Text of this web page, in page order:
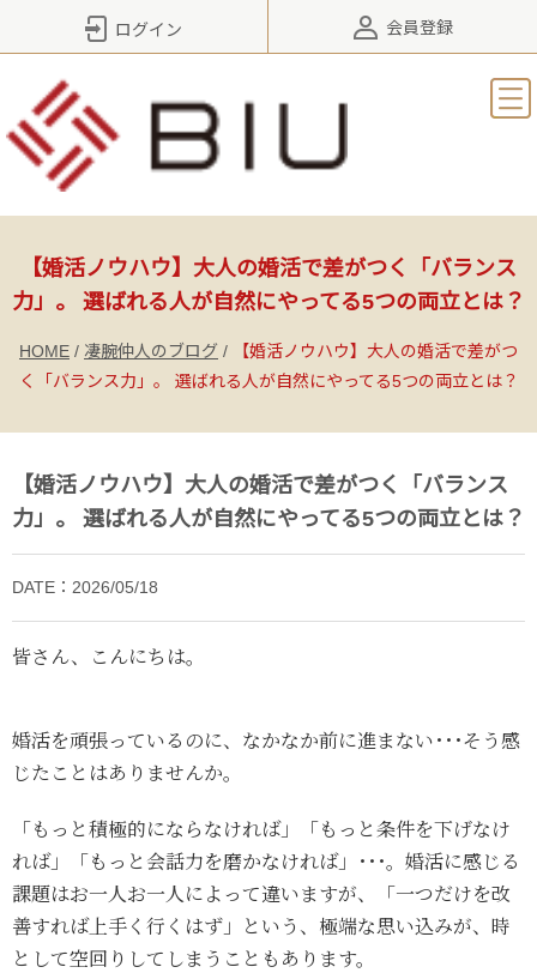
ログイン 会員登録
【婚活ノウハウ】大人の婚活で差がつく「バランス
力」。 選ばれる人が自然にやってる5つの両立とは？
HOME / 凄腕仲人のブログ /
【婚活ノウハウ】大人の婚活で差がつ
く「バランス力」。 選ばれる人が自然にやってる5つの両立とは？
【婚活ノウハウ】大人の婚活で差がつく「バランス
力」。 選ばれる人が自然にやってる5つの両立とは？
DATE：2026/05/18
皆さん、こんにちは。
婚活を頑張っているのに、なかなか前に進まない･･･そう感
じたことはありませんか。
「もっと積極的にならなければ」「もっと条件を下げなけ
れば」「もっと会話力を磨かなければ」･･･。婚活に感じる
課題はお一人お一人によって違いますが、「一つだけを改
善すれば上手く行くはず」という、極端な思い込みが、時
として空回りしてしまうこともあります。